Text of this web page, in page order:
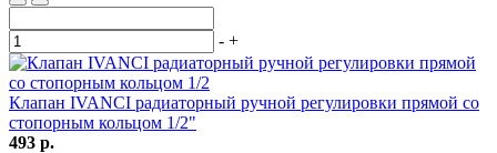
- +
Клапан IVANCI радиаторный ручной регулировки прямой со
стопорным кольцом 1/2"
493 р.